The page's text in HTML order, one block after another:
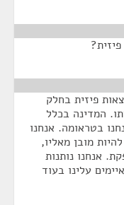
פיזית בחלק
המדינה בכלל
בטראומה. אנחנו
מובן מאליו,
אנחנו נותנות
עלינו בעוד